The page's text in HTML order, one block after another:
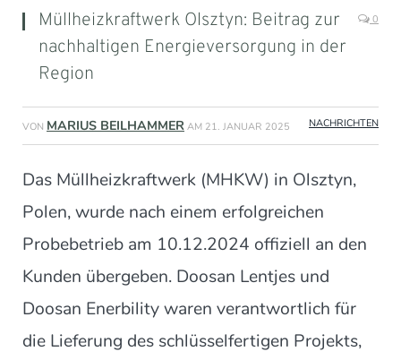
Müllheizkraftwerk Olsztyn: Beitrag zur
nachhaltigen Energieversorgung in der
Region
0
VON MARIUS BEILHAMMER AM 21. JANUAR 2025 NACHRICHTEN
Das Müllheizkraftwerk (MHKW) in Olsztyn,
Polen, wurde nach einem erfolgreichen
Probebetrieb am 10.12.2024 offiziell an den
Kunden übergeben. Doosan Lentjes und
Doosan Enerbility waren verantwortlich für
die Lieferung des schlüsselfertigen Projekts,